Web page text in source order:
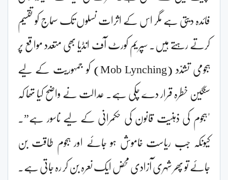
فائدہ دیتی ہے مگر اس کے اثرات نسلوں تک سماج کو تقسیم
کرتے رہتے ہیں۔ سپریم کورٹ آف انڈیا بھی متعدد مواقع پر
ہجومی تشدّد (Mob Lynching) کو جمہوریت کے لیے
سنگین خطرہ قرار دے چکی ہے۔ عدالت نے واضح کیا تھا کہ
"ہجوم کی ذہنیت قانون کی حکمرانی کے لیے ناسور ہے”۔
کیونکہ جب ریاست خاموش ہو جائے اور ہجوم طاقت بن
جائے تو پھر شہری آزادی محض ایک نعرہ بن کر رہ جاتی ہے۔